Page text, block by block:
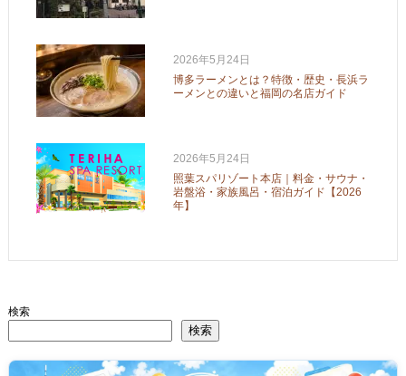
2026年5月24日
博多ラーメンとは？特徴・歴史・長浜ラ
ーメンとの違いと福岡の名店ガイド
2026年5月24日
照葉スパリゾート本店｜料金・サウナ・
岩盤浴・家族風呂・宿泊ガイド【2026
年】
検索
検索